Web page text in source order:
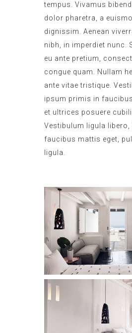
tempus. Vivamus
dolor pharetra, a
dignissim. Aenean
nibh, in imperdiet nunc.
eu ante pretium,
congue quam. Nullam
ante vitae tristique.
ipsum primis in
et ultrices posuere
Vestibulum ligula libero,
faucibus mattis eget,
ligula.